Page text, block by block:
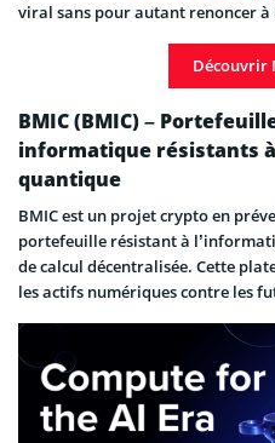
viral sans pour autant renoncer à
Découvrir
BMIC (BMIC) –
informatique résistants
quantique
BMIC est un projet crypto en
portefeuille résistant à
de calcul décentralisée. Cette
les actifs numériques contre les